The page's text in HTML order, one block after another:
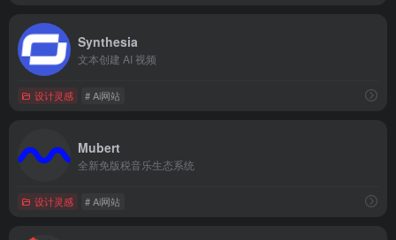
Synthesia
文本创建 AI 视频
设计灵感 # Ai网站
Mubert
全新免版税音乐生态系统
设计灵感 # Ai网站